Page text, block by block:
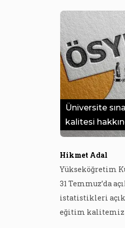
Üniversite
kalitesi
Hikmet Adal
Yükseköğretim
31 Temmuz’da
istatistikleri
eğitim kalitemiz